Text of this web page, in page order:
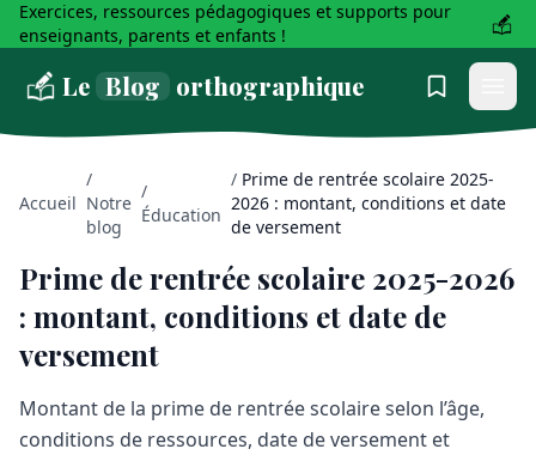
Exercices, ressources pédagogiques et supports pour
enseignants, parents et enfants !
Le Blog orthographique
Accueil
/
Notre
blog
/
Éducation
/ Prime de rentrée scolaire 2025-
2026 : montant, conditions et date
de versement
Prime de rentrée scolaire 2025-2026
: montant, conditions et date de
versement
Montant de la prime de rentrée scolaire selon l’âge,
conditions de ressources, date de versement et